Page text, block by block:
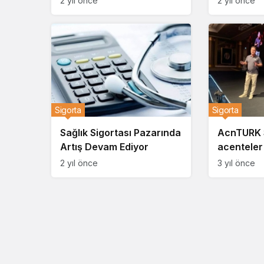
Sağlık Sigortası Pazarında
Artış Devam Ediyor
Sigorta
2 yıl önce
acenteler
KKTC’de
Sigorta
3 yıl önce